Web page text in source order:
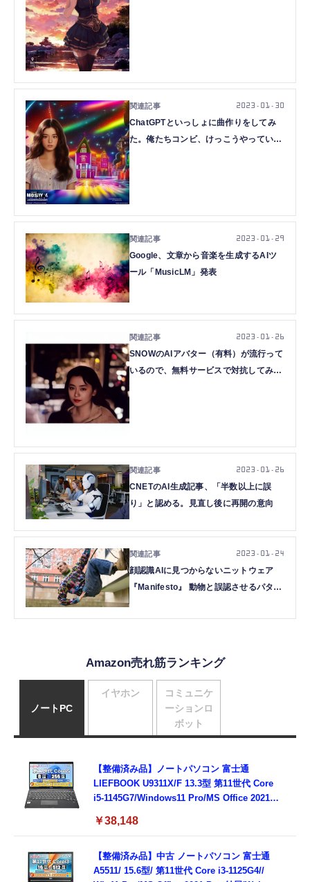
ChatGPTといっしょに曲作りをしてみ
た。俺たちコンビ、けっこうやっていけ
2023.01.30
Google、文章から音楽を生成するAIツ
ール「MusicLM」発表
2023.01.29
SNOWのAIアバター（有料）が流行って
いるので、無料サービスで対抗してみた
2023.01.26
CNETのAI生成記事、「半数以上に誤
り」と認める。見直し後に再開の意向
2023.01.26
顔認識AIに見つからないニットウェア
『Manifesto』 動物と誤認させるパター
2023.01.24
Amazon売れ筋ランキング
ノートPC
【整備済み品】ノートパソコン 富士通
LIEFBOOK U9311X/F 13.3型 第11世代 Core
i5-1145G7/Windows11 Pro/MS Office 2021搭
Type-C/360度回転対応/有線静音マウス付
8GB,SSD256GB)
￥38,148
【整備済み品】中古 ノートパソコン 富士通
A5511/ 15.6型/ 第11世代 Core i3-1125G4//
イヤホン
コミュニケ
ーションロ
ボット